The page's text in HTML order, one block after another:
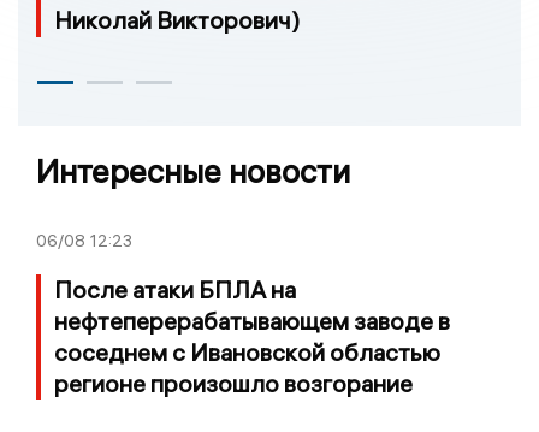
Николай Викторович)
Интересные новости
06/08 12:23
После атаки БПЛА на
нефтеперерабатывающем заводе в
соседнем с Ивановской областью
регионе произошло возгорание